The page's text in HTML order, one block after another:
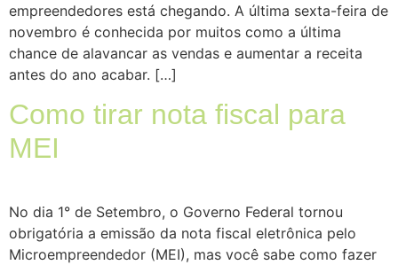
empreendedores está chegando. A última sexta-feira de
novembro é conhecida por muitos como a última
chance de alavancar as vendas e aumentar a receita
antes do ano acabar. […]
Como tirar nota fiscal para
MEI
No dia 1° de Setembro, o Governo Federal tornou
obrigatória a emissão da nota fiscal eletrônica pelo
Microempreendedor (MEI), mas você sabe como fazer